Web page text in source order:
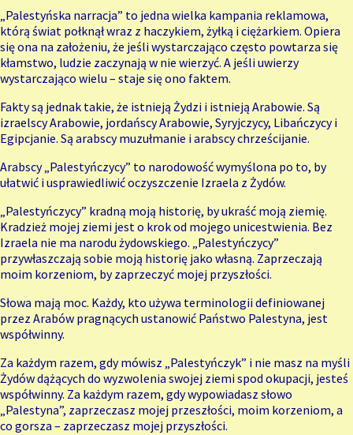
„Palestyńska narracja” to jedna wielka kampania reklamowa,
którą świat połknął wraz z haczykiem, żyłką i ciężarkiem. Opiera
się ona na założeniu, że jeśli wystarczająco często powtarza się
kłamstwo, ludzie zaczynają w nie wierzyć. A jeśli uwierzy
wystarczająco wielu – staje się ono faktem.
Fakty są jednak takie, że istnieją Żydzi i istnieją Arabowie. Są
izraelscy Arabowie, jordańscy Arabowie, Syryjczycy, Libańczycy i
Egipcjanie. Są arabscy muzułmanie i arabscy chrześcijanie.
Arabscy „Palestyńczycy” to narodowość wymyślona po to, by
ułatwić i usprawiedliwić oczyszczenie Izraela z Żydów.
„Palestyńczycy” kradną moją historię, by ukraść moją ziemię.
Kradzież mojej ziemi jest o krok od mojego unicestwienia. Bez
Izraela nie ma narodu żydowskiego. „Palestyńczycy”
przywłaszczają sobie moją historię jako własną. Zaprzeczają
moim korzeniom, by zaprzeczyć mojej przyszłości.
Słowa mają moc. Każdy, kto używa terminologii definiowanej
przez Arabów pragnących ustanowić Państwo Palestyna, jest
współwinny.
Za każdym razem, gdy mówisz „Palestyńczyk” i nie masz na myśli
Żydów dążących do wyzwolenia swojej ziemi spod okupacji, jesteś
współwinny. Za każdym razem, gdy wypowiadasz słowo
„Palestyna”, zaprzeczasz mojej przeszłości, moim korzeniom, a
co gorsza – zaprzeczasz mojej przyszłości.